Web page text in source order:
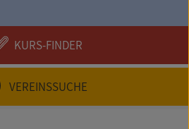
KURS-FINDER
VEREINSSUCHE